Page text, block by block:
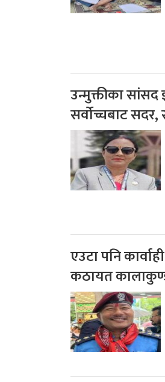
उन्मुक्तीका सांसद
सर्वोच्चबाट सदर,
एउटा पनि
कठायत